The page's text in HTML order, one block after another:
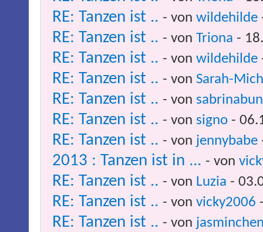
RE: Tanzen ist .. - von wildehilde
RE: Tanzen ist .. - von Triona -
RE: Tanzen ist .. - von wildehilde
RE: Tanzen ist .. - von Sarah-
RE: Tanzen ist .. - von
RE: Tanzen ist .. - von signo -
RE: Tanzen ist .. - von jennybabe
2013 : Tanzen ist in ... - von
RE: Tanzen ist .. - von Luzia -
RE: Tanzen ist .. - von vicky2006
RE: Tanzen ist .. - von